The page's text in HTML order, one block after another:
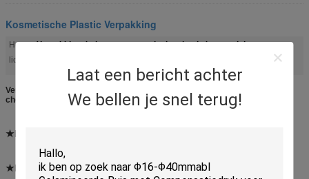
Laat een bericht achter
We bellen je snel terug!
Kosmetische Plastic Verpakking
Hoog
licht:
Verpakkingsbuis voor cosmetische plastic kraagreinigers,
Verpakkingsbuis voor cosmetische plastic kraagreinigers, dagelijkse
chemische laminaatbuizen
★Materieel:
★De diameter en dikte van de buis(Φ: Diameter μ: Dikte)